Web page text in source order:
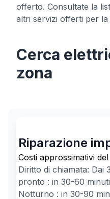
offerto. Consultate la
altri servizi offerti per la
Cerca
zona
Riparazione
Costi approssimativi
Diritto di chiamata: Dai
pronto : in 30-60 minuti
Notturno : in 30-90